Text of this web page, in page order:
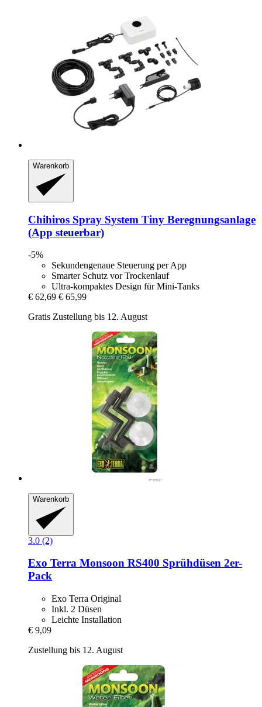
Warenkorb
Chihiros Spray System Tiny Beregnungsanlage
(App steuerbar)
-5%
Sekundengenaue Steuerung per App
Smarter Schutz vor Trockenlauf
Ultra-kompaktes Design für Mini-Tanks
€ 62,69 € 65,99
Gratis Zustellung bis 12. August
Warenkorb
3.0 (2)
Exo Terra Monsoon RS400 Sprühdüsen 2er-​
Pack
Exo Terra Original
Inkl. 2 Düsen
Leichte Installation
€ 9,09
Zustellung bis 12. August